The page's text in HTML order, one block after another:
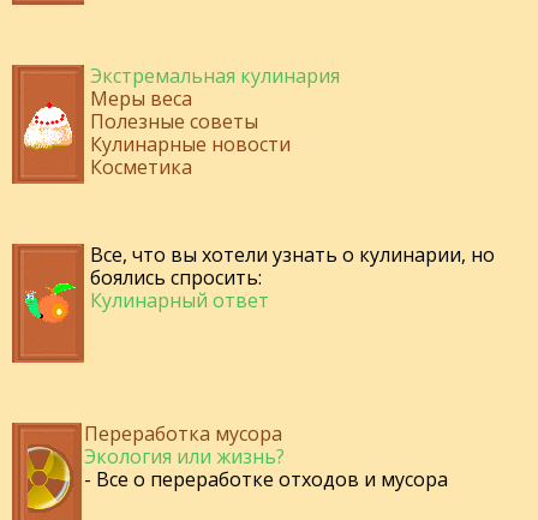
Экстремальная кулинария
Меры веса
Полезные советы
Кулинарные новости
Косметика
Все, что вы хотели узнать о кулинарии, но
боялись спросить:
Кулинарный ответ
Переработка мусора
Экология или жизнь?
- Все о переработке отходов и мусора